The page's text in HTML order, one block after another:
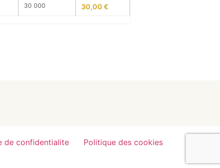
30 000 30,00 €
de confidentialite
Politique des cookies